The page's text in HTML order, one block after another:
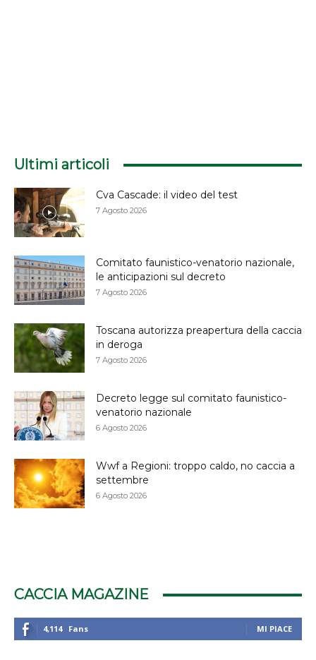
Ultimi articoli
Cva Cascade: il video del test
7 Agosto 2026
Comitato faunistico-venatorio nazionale,
le anticipazioni sul decreto
7 Agosto 2026
Toscana autorizza preapertura della caccia
in deroga
7 Agosto 2026
Decreto legge sul comitato faunistico-
venatorio nazionale
6 Agosto 2026
Wwf a Regioni: troppo caldo, no caccia a
settembre
6 Agosto 2026
CACCIA MAGAZINE
4,114 Fans MI PIACE